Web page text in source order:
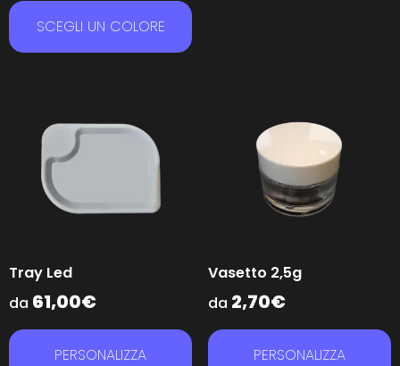
SCEGLI UN COLORE
Tray Led
da 61,00€
PERSONALIZZA
Vasetto 2,5g
da 2,70€
PERSONALIZZA